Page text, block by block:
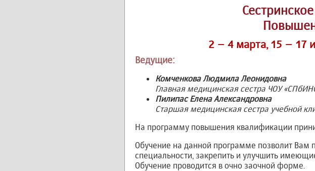
2 – 4 марта, 15 – 17
Ведущие:
Комченкова Людмила Леонидовна
Главная медицинская сестра ЧОУ
Пилипас Елена Александровна
Старшая медицинская сестра учебной
На программу повышения квалификации
Обучение на данной программе позволит Вам
специальности, закрепить и улучшить
Обучение проводится в очно заочной форме.